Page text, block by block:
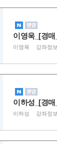
이영욱_[경
이영욱 강좌정
이하성_[경
이하성 강좌정